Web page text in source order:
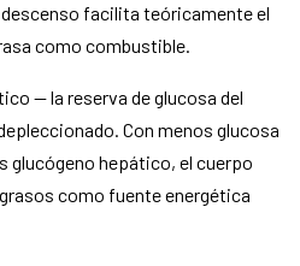
facilita teóricamente el
como combustible.
— la reserva de glucosa del
Con menos glucosa
glucógeno hepático, el cuerpo
como fuente energética